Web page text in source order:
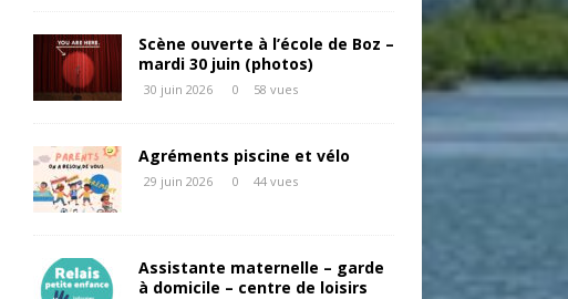
Scène ouverte à l’école de Boz –
mardi 30 juin (photos)
30 juin 2026 0 58 vues
Agréments piscine et vélo
29 juin 2026 0 44 vues
Assistante maternelle – garde
à domicile – centre de loisirs